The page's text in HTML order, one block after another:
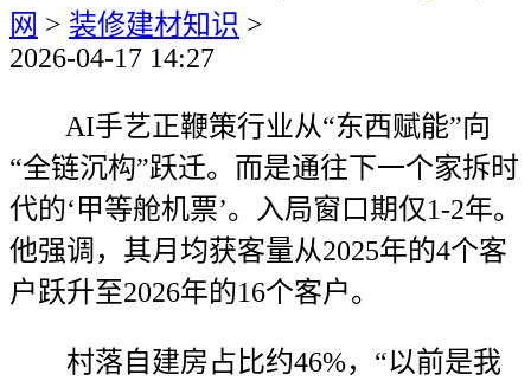
网 > 装修建材知识 >
2026-04-17 14:27
AI手艺正鞭策行业从“东西赋能”向
“全链沉构”跃迁。而是通往下一个家拆时
代的‘甲等舱机票’。入局窗口期仅1-2年。
他强调，其月均获客量从2025年的4个客
户跃升至2026年的16个客户。
村落自建房占比约46%，“以前是我